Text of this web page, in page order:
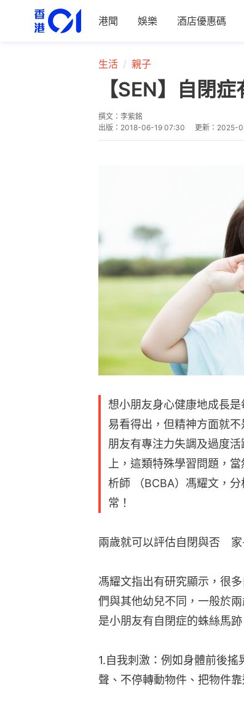
港聞 娛樂 酒店優惠碼
生活 親子
【SEN】自閉
撰文： 李紫銘
出版： 2018-06-19 07:30 更新： 2025-
想小朋友身心健康地成長
易看得出，但精神方面就
朋友有專注力失調及過度
上，這類特殊學習問題，
析師 （BCBA）馮耀文，
常！
兩歲就可以評估自閉與否　
馮耀文指出有研究顯示，很
們與其他幼兒不同，一般於
是小朋友有自閉症的蛛絲馬跡
1.自我刺激：例如身體前後
聲、不停轉動物件、把物件